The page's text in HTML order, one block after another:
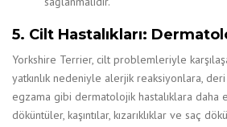
5. Cilt Hastalıkları:
Yorkshire Terrier, cilt problemleriyle
yatkınlık nedeniyle alerjik reaksiyonlara,
egzama gibi dermatolojik hastalıklara daha
döküntüler, kaşıntılar, kızarıklıklar ve saç